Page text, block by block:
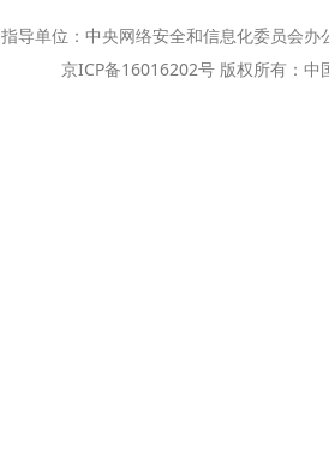
指导单位：中央网络安全和信息化委员会
京ICP备16016202号 版权所有：